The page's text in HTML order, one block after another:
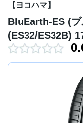
【ヨコハマ】
BluEarth-ES (ブ
(ES32/ES32B)